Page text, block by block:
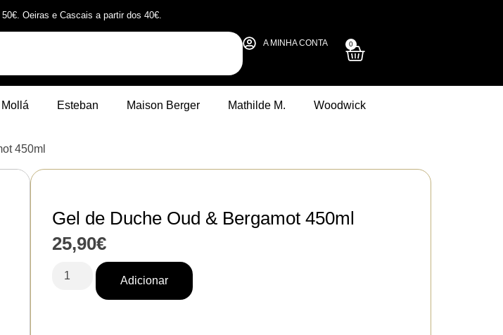
Oeiras e Cascais a partir dos 40€.
A MINHA CONTA 0
Esteban Maison Berger Mathilde M. Woodwick
450ml
Gel de Duche Oud & Bergamot 450ml
25,90€
Adicionar